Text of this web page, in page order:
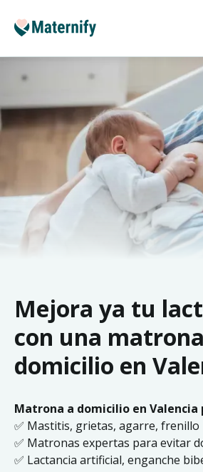
Mejora ya tu
con una
domicilio en
Matrona a domicilio en Valencia
✅ Mastitis, grietas, agarre, frenillo
✅ Matronas expertas para evitar
✅ Lactancia artificial, enganche